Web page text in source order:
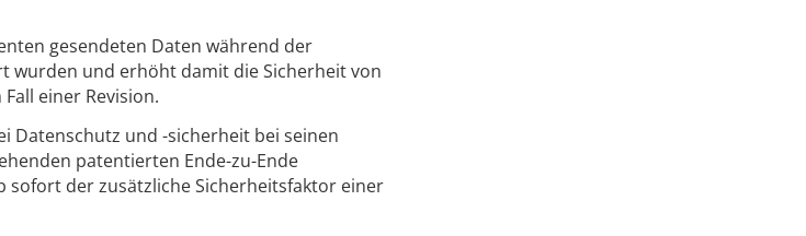
gesendeten Daten während der
und erhöht damit die Sicherheit von
einer Revision.
Datenschutz und -sicherheit bei seinen
patentierten Ende-zu-Ende
sofort der zusätzliche Sicherheitsfaktor einer